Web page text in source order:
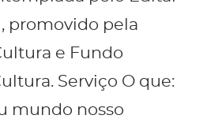
promovido pela
e Fundo
Serviço O que:
mundo nosso